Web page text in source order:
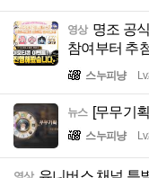
영상 명조 공
참여부터 추
스누피냥
뉴스 [무무기
스누피냥